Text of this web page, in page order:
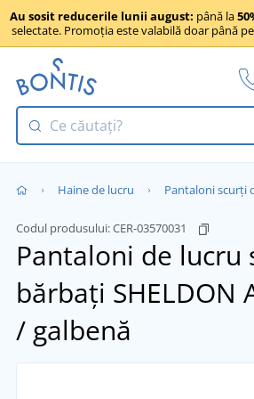
Au sosit reducerile lunii august: până la
selectate. Promoția este valabilă doar până
Haine de lucru Pantaloni scurți
Codul produsului:CER-03570031
Pantaloni de lucru
bărbați SHELDON
/ galbenă